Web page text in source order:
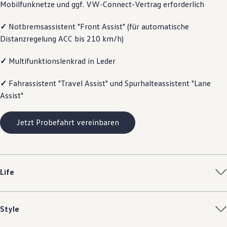
Magazin
Transport
Familie
Pannen- und Unfallhilfe
Mobilfunknetze und ggf. VW-Connect-Vertrag erforderlich
✓ Notbremsassistent "Front Assist" (für automatische
Distanzregelung ACC bis 210 km/h)
✓ Multifunktionslenkrad in Leder
✓ Fahrassistent "Travel Assist" und Spurhalteassistent "Lane
Assist"
Jetzt Probefahrt vereinbaren
Life
Style